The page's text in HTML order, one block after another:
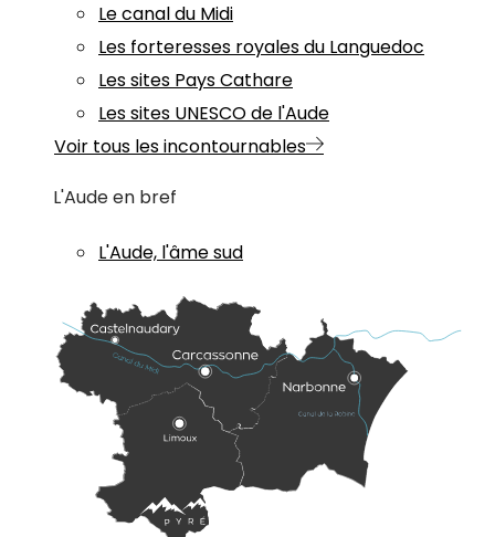
Le canal du Midi
Les forteresses royales du Languedoc
Les sites Pays Cathare
Les sites UNESCO de l'Aude
Voir tous les incontournables
L'Aude en bref
L'Aude, l'âme sud